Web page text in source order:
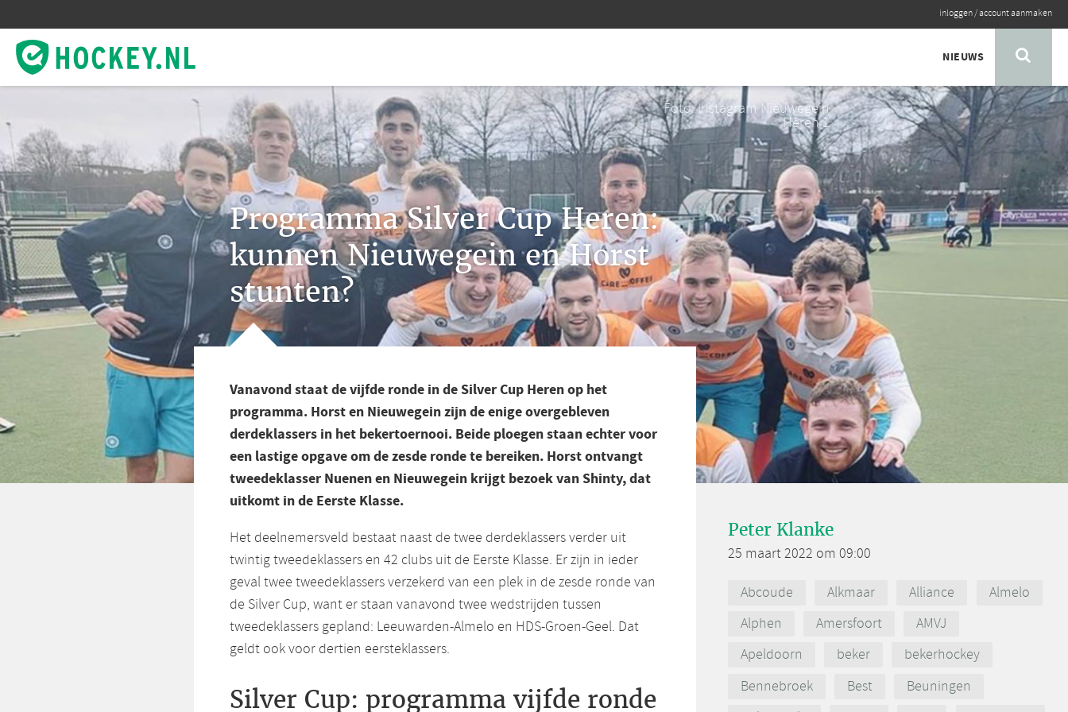
inloggen/account aanmaken
NIEUWS
Foto: Instagram Nieuwegein
Heren 1
Programma Silver Cup Heren:
kunnen Nieuwegein en Horst
stunten?
Vanavond staat de vijfde ronde in de Silver Cup Heren op het
programma. Horst en Nieuwegein zijn de enige overgebleven
derdeklassers in het bekertoernooi. Beide ploegen staan echter voor
een lastige opgave om de zesde ronde te bereiken. Horst ontvangt
tweedeklasser Nuenen en Nieuwegein krijgt bezoek van Shinty, dat
uitkomt in de Eerste Klasse.
Het deelnemersveld bestaat naast de twee derdeklassers verder uit
twintig tweedeklassers en 42 clubs uit de Eerste Klasse. Er zijn in ieder
geval twee tweedeklassers verzekerd van een plek in de zesde ronde van
de Silver Cup, want er staan vanavond twee wedstrijden tussen
tweedeklassers gepland: Leeuwarden-Almelo en HDS-Groen-Geel. Dat
geldt ook voor dertien eersteklassers.
Silver Cup: programma vijfde ronde
Peter Klanke
25 maart 2022 om 09:00
Abcoude Alkmaar Alliance
Almelo
Alphen
Amersfoort
AMVJ
Apeldoorn
beker
bekerhockey
Bennebroek
Best
Beuningen